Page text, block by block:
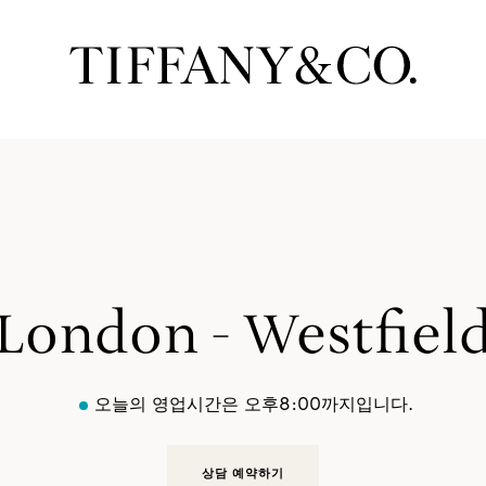
-
오늘의 영업시간은 오후8:00까지입니다.
상담 예약하기